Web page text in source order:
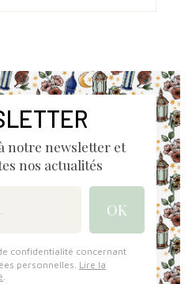
notre newsletter et
nos actualités
confidentialité concernant
personnelles. Lire la